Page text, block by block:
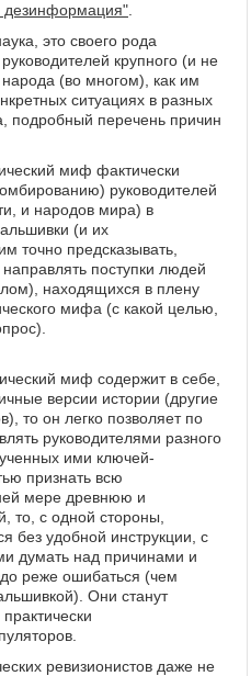
дезинформация"
это своего рода
крупного (и не
(во многом), как им
ситуациях в разных
подробный перечень причин
миф фактически
руководителей
и народов мира) в
(и их
точно предсказывать,
поступки людей
находящихся в плену
мифа (с какой целью,
миф содержит в себе,
версии истории (другие
то он легко позволяет по
руководителями разного
ими ключей-
признать всю
мере древнюю и
то, с одной стороны,
без удобной инструкции, с
думать над причинами и
реже ошибаться (чем
Они станут
ревизионистов даже не